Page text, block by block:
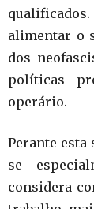
alimentar o
dos
políticas
operário.
Perante esta
se
considera